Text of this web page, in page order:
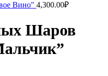
Вино" 4,300.00₽
Шаров